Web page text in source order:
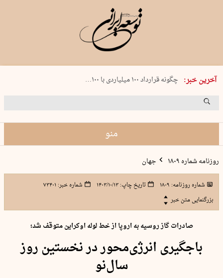
آخرین خبر:
شنبه 17 مرداد 1405 شماره 2244
چگونه قرارداد ۱۰۰ میلیاردی با ۱۰۰…
پنجره‌ای که باز نشد
منو
روزنامه شماره ۱۸۰۹ جهان
شماره روزنامه: ۱۸۰۹ تاریخ چاپ:۱۴۰۳/۱۰/۱۳ شماره خبر: ۷۳۴۰۱
بزرگنمایی متن خبر
صادرات گاز روسیه به اروپا از خط لوله اوکراین متوقف شد؛
باجگیری انرژی‌محور در نخستین روز
سال‌نو